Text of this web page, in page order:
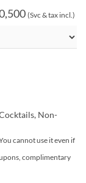
(Svc & tax incl.)
Non-
cannot use it even if
complimentary